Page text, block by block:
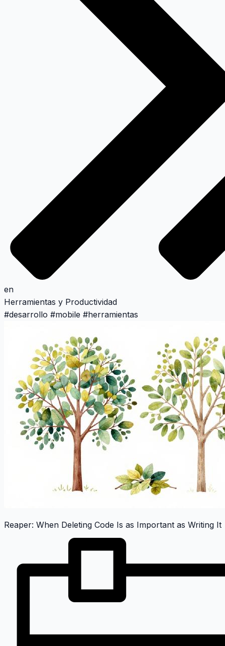
en
Herramientas y Productividad
#desarrollo #mobile #herramientas
Reaper: When Deleting Code Is as Important as Writing It